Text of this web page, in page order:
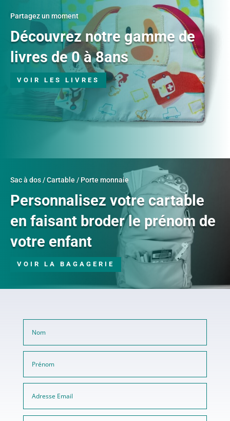
Partagez un moment
Découvrez notre gamme de
livres de 0 à 8ans
VOIR LES LIVRES
Sac à dos / Cartable / Porte monnaie
Personnalisez votre cartable
en faisant broder le prénom de
votre enfant
VOIR LA BAGAGERIE